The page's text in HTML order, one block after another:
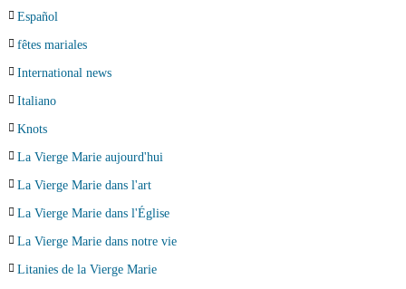
Español
fêtes mariales
International news
Italiano
Knots
La Vierge Marie aujourd'hui
La Vierge Marie dans l'art
La Vierge Marie dans l'Église
La Vierge Marie dans notre vie
Litanies de la Vierge Marie